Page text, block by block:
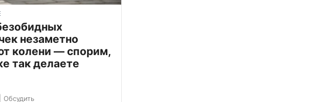
незаметно
колени — спорим,
так делаете
Обсудить